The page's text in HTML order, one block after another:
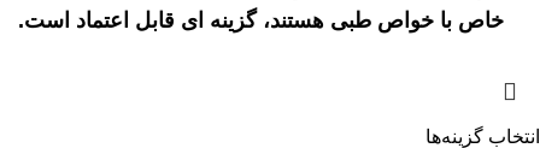
خاص با خواص طبی هستند، گزینه ای قابل اعتماد است.
انتخاب گزینه‌ها